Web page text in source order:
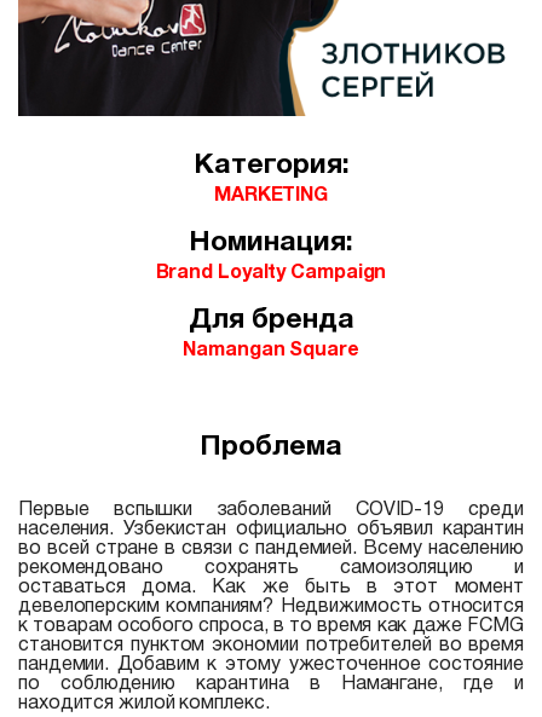
Категория:
MARKETING
Номинация:
Brand Loyalty Campaign
Для бренда
Namangan Square
Проблема
Первые вспышки заболеваний COVID-19 среди
населения. Узбекистан официально объявил карантин
во всей стране в связи с пандемией. Всему населению
рекомендовано сохранять самоизоляцию и
оставаться дома. Как же быть в этот момент
девелоперским компаниям? Недвижимость относится
к товарам особого спроса, в то время как даже FCMG
становится пунктом экономии потребителей во время
пандемии. Добавим к этому ужесточенное состояние
по соблюдению карантина в Намангане, где и
находится жилой комплекс.